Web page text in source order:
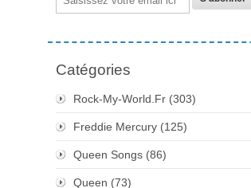
Catégories
Rock-My-World.fr (303)
Freddie Mercury (125)
Queen Songs (86)
Queen (73)